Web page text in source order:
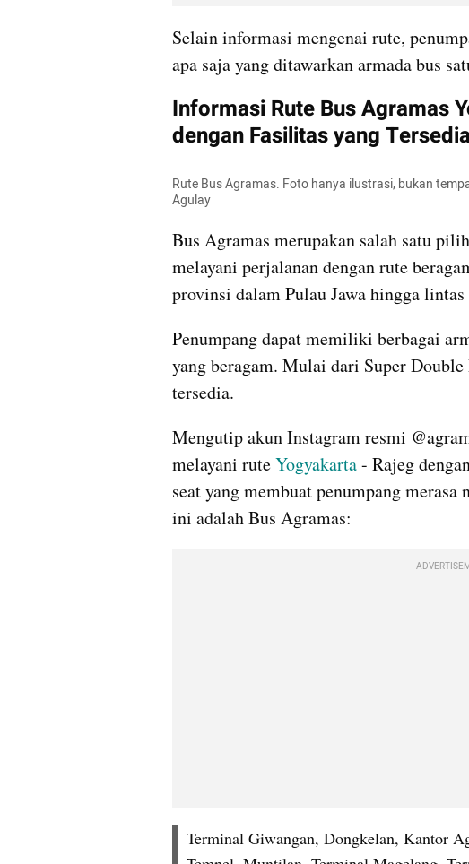
Selain informasi mengenai rute,
apa saja yang ditawarkan armada bus
Informasi Rute Bus Agramas
dengan Fasilitas yang Tersedia
Rute Bus Agramas. Foto hanya ilustrasi, bukan
Agulay
Bus Agramas merupakan salah satu
melayani perjalanan dengan rute
provinsi dalam Pulau Jawa hingga
Penumpang dapat memiliki berbagai
yang beragam. Mulai dari Super
tersedia.
Mengutip akun Instagram resmi
melayani rute Yogyakarta - Rajeg
seat yang membuat penumpang
ini adalah Bus Agramas:
Terminal Giwangan, Dongkelan, Kantor